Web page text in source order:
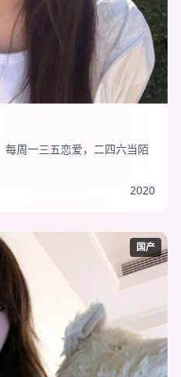
每周一三五恋爱，二四六当陌
2020
国产